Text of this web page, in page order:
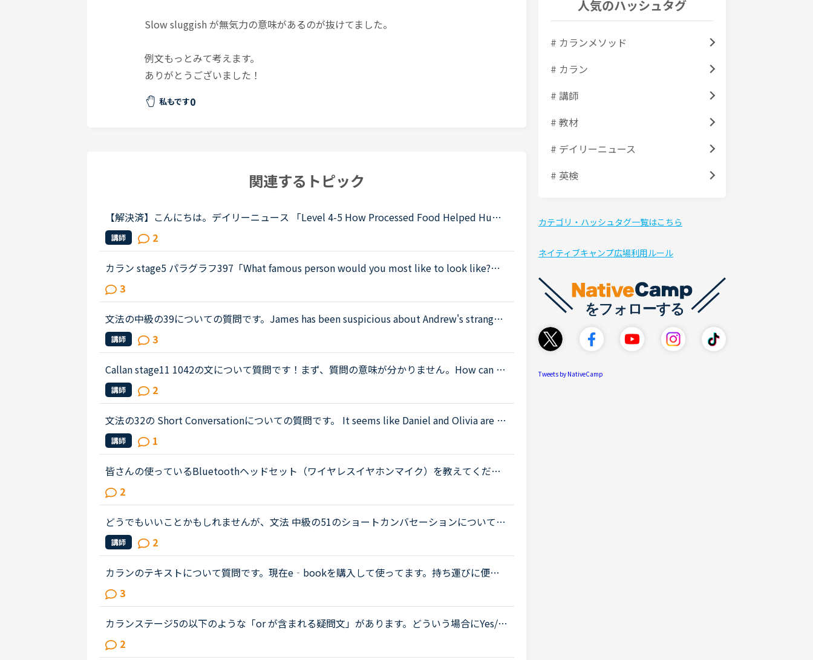
Slow sluggish が無気力の意味があるのが抜けてました。
例文もっとみて考えます。
ありがとうございました！
私もです0
関連するトピック
【解決済】こんにちは。デイリーニュース 「Level 4-5 How Processed Food Helped Huma
nity」 の第2パラグラフ、The small size of teeth in early humans can only be explained by
food becoming easier to eat...
講師 2
カラン stage5 パラグラフ397「What famous person would you most like to look like?」
というQuestionについて教えてください。1)どういう意味でしょうか？「あなたが最も似て
いる有名人は？」という意味かと思...
3
文法の中級の39についての質問です。James has been suspicious about Andrew's strange b
ehavior lately.James「 Frankly, I don't know why you are still going to that farm. You wer
e only going there for ...
講師 3
Callan stage11 1042の文について質問です！まず、質問の意味が分かりません。How can so
meone with fair skin develop a tan on holiday without getting sunburnt?（色白の人は、
おやすみの日、日焼けしないの...
講師 2
文法の32の Short Conversationについての質問です。 It seems like Daniel and Olivia are di
stracted by the street noises this evening.Olivia What's the matter? You are thinking abou
t something, aren't...
講師 1
皆さんの使っているBluetoothヘッドセット（ワイヤレスイヤホンマイク）を教えてくださ
い！最近、パソコンの挙動が怪しくなってきたため、Android版のアプリを使い始めまし
た。すると、①スマホのマイク＆イヤホン...
2
どうでもいいことかもしれませんが、文法 中級の51のショートカンバセーションについて質
問です。Daniel came back from Ben's house in the evening.Daniel “Ben asked me how yo
u were doing. How was your day...
講師 2
カランのテキストについて質問です。現在e‐bookを購入して使ってます。持ち運びに便
利、レッスンのページ毎に音声playボタンがついていて便利なのでこのままe-bookを使い続
けようと思ってるのですが。もしもnativ...
3
カランステージ5の以下のような「or が含まれる疑問文」があります。どういう場合にYes/N
oがいるのかいらないのかをご存知の方がいらしたら教えてください。Do you think A or Bの
場合は、Yes/No は不要と思った...
2
人気のハッシュタグ
# カランメソッド
# カラン
# 講師
# 教材
# デイリーニュース
# 英検
カテゴリ・ハッシュタグ一覧はこちら
ネイティブキャンプ広場利用ルール
Tweets by NativeCamp